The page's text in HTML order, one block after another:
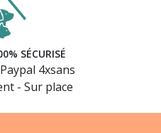
SÉCURISÉ
4xsans
- Sur place